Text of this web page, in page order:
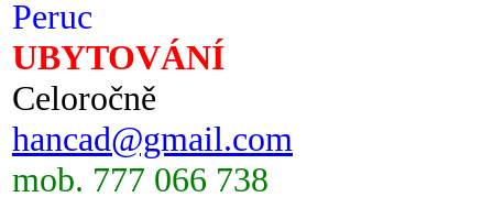
Peruc
UBYTOVÁNÍ
Celoročně
hancad@gmail.com
mob. 777 066 738